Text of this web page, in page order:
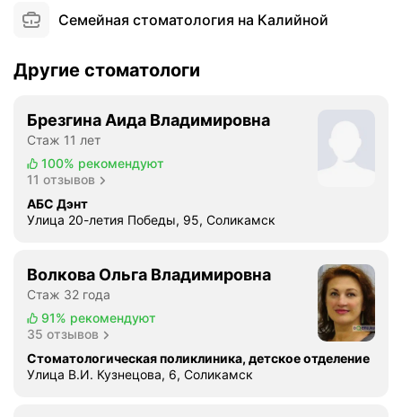
Семейная стоматология на Калийной
Другие стоматологи
Брезгина Аида Владимировна
Стаж 11 лет
100% рекомендуют
11 отзывов
АБС Дэнт
Улица 20-летия Победы, 95, Соликамск
Волкова Ольга Владимировна
Стаж 32 года
91% рекомендуют
35 отзывов
Стоматологическая поликлиника, детское отделение
Улица В.И. Кузнецова, 6, Соликамск